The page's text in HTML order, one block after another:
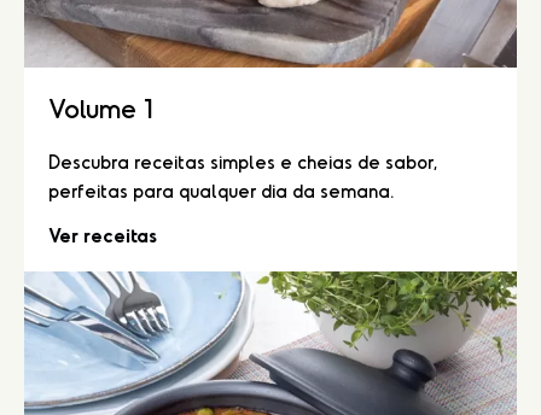
Volume 1
Descubra receitas simples e cheias de sabor,
perfeitas para qualquer dia da semana.
Ver receitas